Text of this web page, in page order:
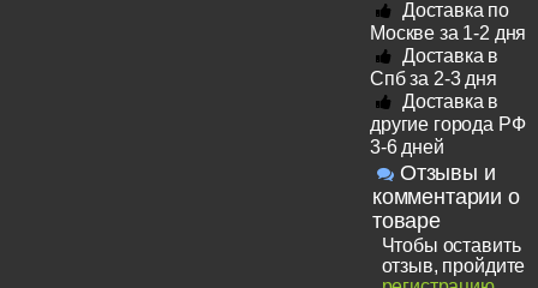
Доставка по
Москве за 1-2 дня
Доставка в
Спб за 2-3 дня
Доставка в
другие города РФ
3-6 дней
Отзывы и
комментарии о
товаре
Чтобы оставить
отзыв, пройдите